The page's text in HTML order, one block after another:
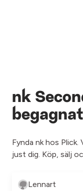
nk
Fynda nk hos
just dig. Köp, sälj
Lennart